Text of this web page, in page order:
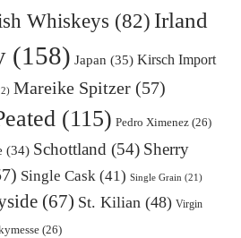
Whiskeys (82) Irland
(158) Japan (35) Kirsch Import
Mareike Spitzer(57)
(115) Pedro Ximenez(26)
(34) Schottland (54) Sherry
Single Cask(41) Single Grain (21)
(67) St. Kilian(48) Virgin
(26)